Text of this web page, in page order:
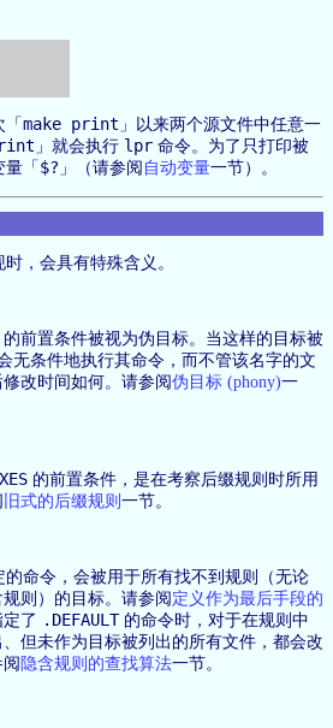
「make print 」以来两个源文件中任意一
」就会执行 lpr 命令。为了只打印被
量「 $? 」（请参阅 自动变量一节）。
，会具有特殊含义。
的前置条件被视为伪目标。当这样的目标被
无条件地执行其命令，而不管该名字的文
改时间如何。请参阅伪目标 (phony)一
的前置条件，是在考察后缀规则时所用
旧式的后缀规则 一节。
命令，会被用于所有找不到规则（无论
则）的目标。请参阅 定义作为最后手段的
了 .DEFAULT的命令时，对于在规则中
但未作为目标被列出的所有文件，都会改
隐含规则的查找算法一节。